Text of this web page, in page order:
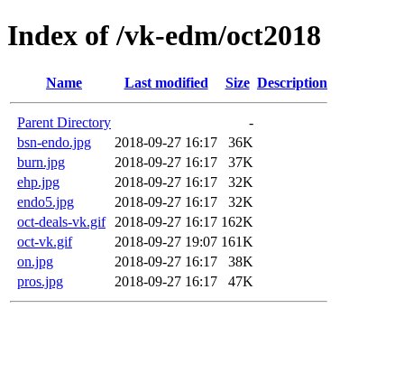
Index of /vk-edm/oct2018
Name Last modified Size Description
Parent Directory
-
bsn-endo.jpg
2018-09-27 16:17
36K
burn.jpg
2018-09-27 16:17
37K
ehp.jpg
2018-09-27 16:17
32K
endo5.jpg
2018-09-27 16:17
32K
oct-deals-vk.gif
2018-09-27 16:17 162K
oct-vk.gif
2018-09-27 19:07 161K
on.jpg
2018-09-27 16:17
38K
pros.jpg
2018-09-27 16:17 47K